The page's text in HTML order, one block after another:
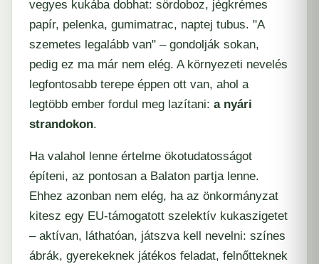
vegyes kukába dobhat: sördoboz, jégkrémes
papír, pelenka, gumimatrac, naptej tubus. "A
szemetes legalább van" – gondolják sokan,
pedig ez ma már nem elég. A környezeti nevelés
legfontosabb terepe éppen ott van, ahol a
legtöbb ember fordul meg lazítani: a nyári
strandokon.
Ha valahol lenne értelme ökotudatosságot
építeni, az pontosan a Balaton partja lenne.
Ehhez azonban nem elég, ha az önkormányzat
kitesz egy EU-támogatott szelektív kukaszigetet
– aktívan, láthatóan, játszva kell nevelni: színes
ábrák, gyerekeknek játékos feladat, felnőtteknek